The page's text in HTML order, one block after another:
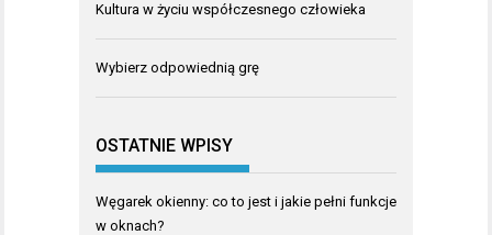
Kultura w życiu współczesnego człowieka
Wybierz odpowiednią grę
OSTATNIE WPISY
Węgarek okienny: co to jest i jakie pełni funkcje
w oknach?